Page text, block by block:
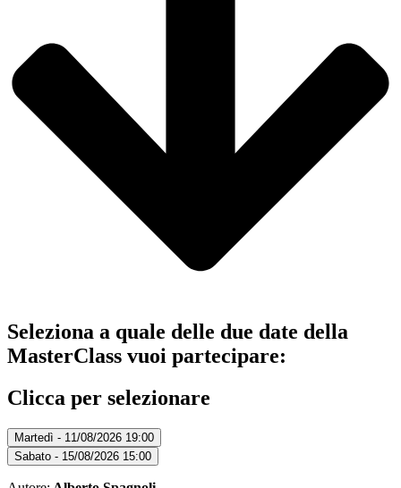
Seleziona a quale delle due date della
MasterClass vuoi partecipare:
Clicca per selezionare
Martedì - 11/08/2026 19:00
Sabato - 15/08/2026 15:00